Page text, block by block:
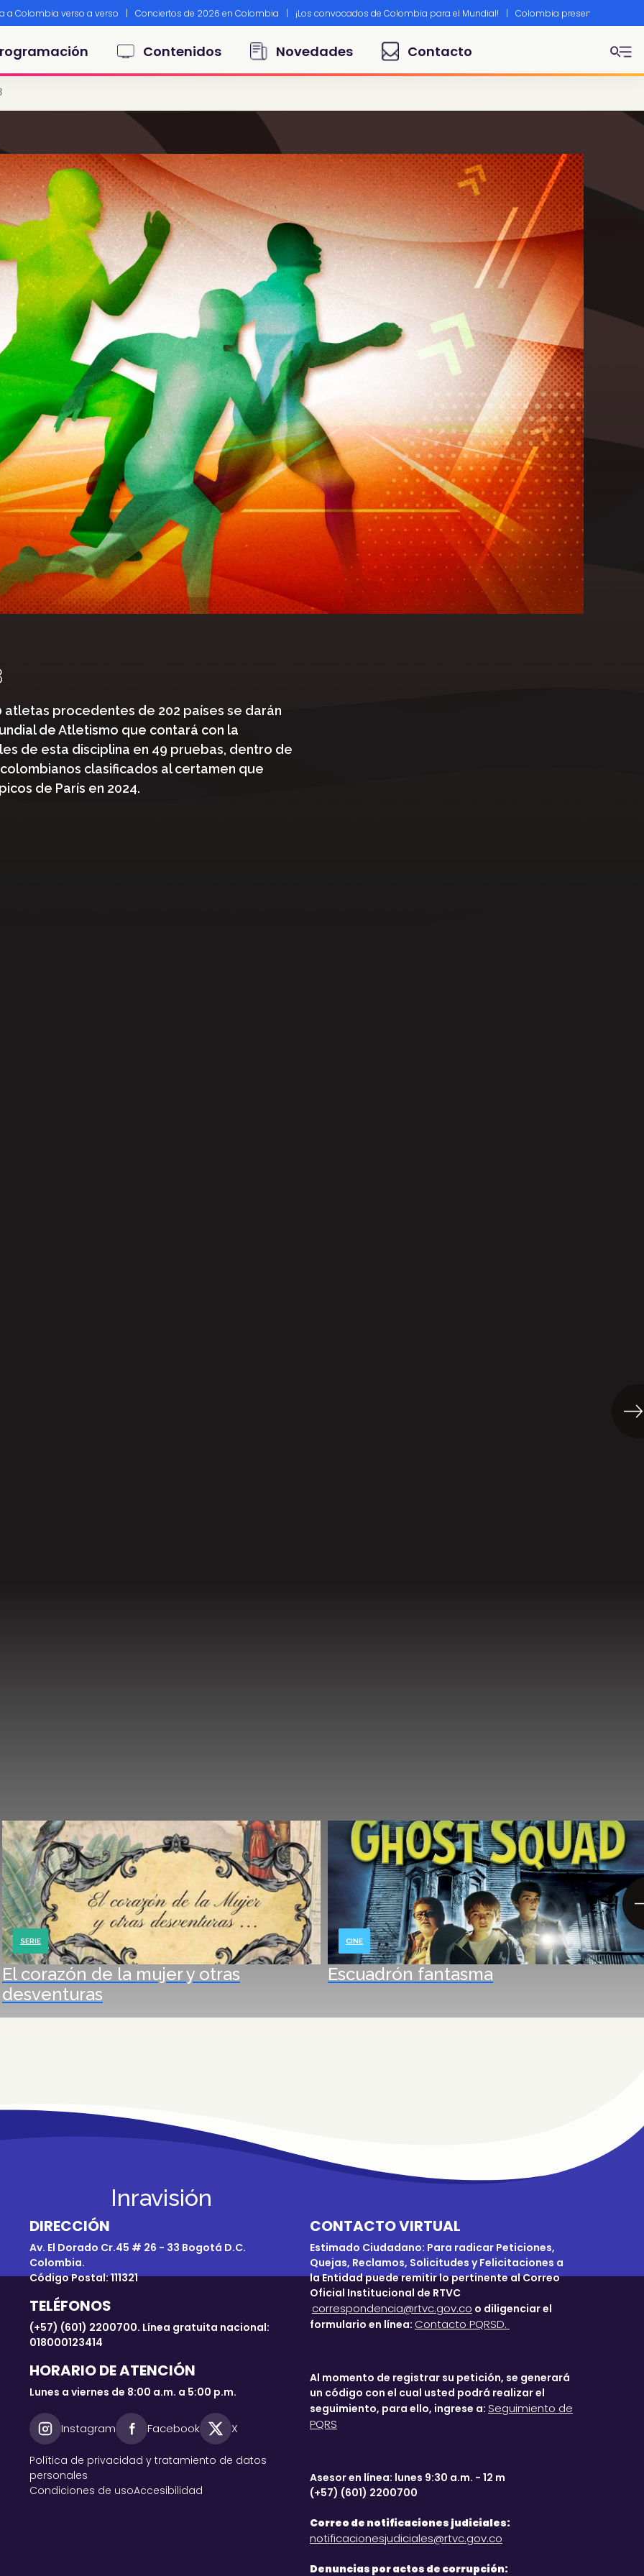
a Colombia verso a verso | Conciertos de 2026 en Colombia | ¡Los convocados de Colombia para el Mundial! | Colombia presente en
Contenidos Novedades Contacto
atletas procedentes de 202 países se darán
de Atletismo que contará con la
de esta disciplina en 49 pruebas, dentro de
clasificados al certamen que
de París en 2024.
El corazón de la mujer y otras
desventuras
SERIE
Escuadrón fantasma
CINE
Inravisión
DIRECCIÓN
Av. El Dorado Cr.45 # 26 - 33 Bogotá D.C.
Colombia.
Código Postal: 111321
TELÉFONOS
(+57) (601) 2200700. Línea gratuita nacional:
018000123414
HORARIO DE ATENCIÓN
Lunes a viernes de 8:00 a.m. a 5:00 p.m.
Instagram Facebook X
Política de privacidad y tratamiento de datos
personales
Condiciones de usoAccesibilidad
CONTACTO VIRTUAL
Estimado Ciudadano: Para radicar Peticiones,
Quejas, Reclamos, Solicitudes y Felicitaciones a
la Entidad puede remitir lo pertinente al Correo
Oficial Institucional de RTVC
correspondencia@rtvc.gov.co o diligenciar el
formulario en línea: Contacto PQRSD.
Al momento de registrar su petición, se generará
un código con el cual usted podrá realizar el
seguimiento, para ello, ingrese a: Seguimiento de
PQRS
Asesor en línea: lunes 9:30 a.m. - 12 m
(+57) (601) 2200700
Correo de notificaciones judiciales:
notificacionesjudiciales@rtvc.gov.co
Denuncias por actos de corrupción: